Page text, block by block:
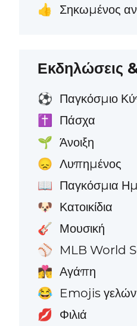
👍 Σηκωμένος
Εκδηλώσεις
⚽ Παγκόσμιο
✝️ Πάσχα
🌱 Άνοιξη
😞 Λυπημένος
📖 Παγκόσμια
🐶 Κατοικίδια
🎸 Μουσική
⚾ MLB World
👩‍❤️‍💋‍👨 Αγάπη
😂 Emojis
💋 Φιλιά